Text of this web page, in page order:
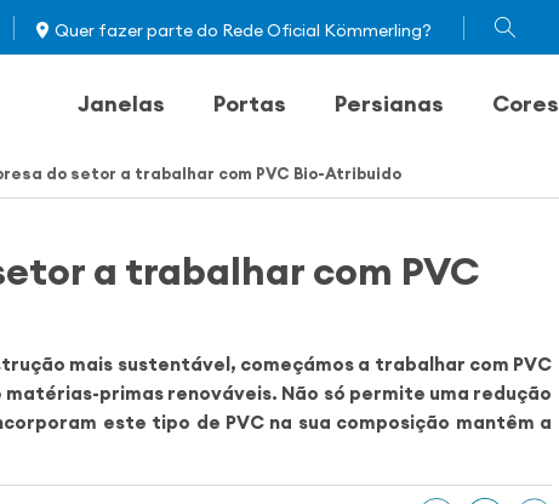
Quer fazer parte do Rede Oficial Kömmerling?
Janelas Portas Persianas Cores
do setor a trabalhar com PVC Bio-Atribuido
a trabalhar com PVC
mais sustentável, começámos a trabalhar com PVC
primas renováveis. Não só permite uma redução
este tipo de PVC na sua composição mantêm a